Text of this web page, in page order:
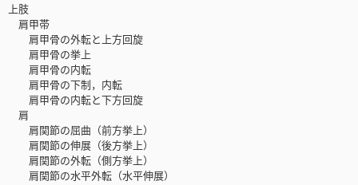
上肢
肩甲帯
肩甲骨の外転と上方回旋
肩甲骨の挙上
肩甲骨の内転
肩甲骨の下制，内転
肩甲骨の内転と下方回旋
肩
肩関節の屈曲（前方挙上）
肩関節の伸展（後方挙上）
肩関節の外転（側方挙上）
肩関節の水平外転（水平伸展）